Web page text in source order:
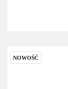
NOWOŚĆ